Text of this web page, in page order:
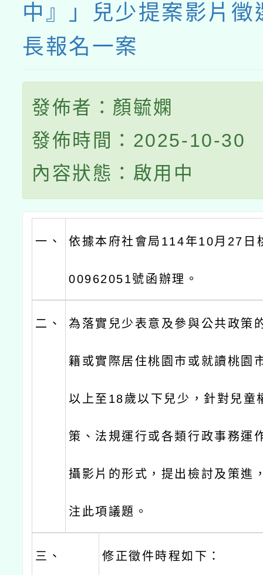
中』」兒少提案影片徵
長報名一案
發佈者：顏毓嫻
發佈時間：2025-10-30
內容狀態：啟用中
一、 依據本府社會局114年10月27日
00962051號函辦理。
二、 為落實兒少表意及參與公共政策
籍或實際居住桃園市或就讀桃園
以上至18歲以下兒少，針對兒童
策、法規運行或各類行政事務運
攝影片的形式，提出檢討及策進
注此項議題。
三、 修正徵件時程如下：